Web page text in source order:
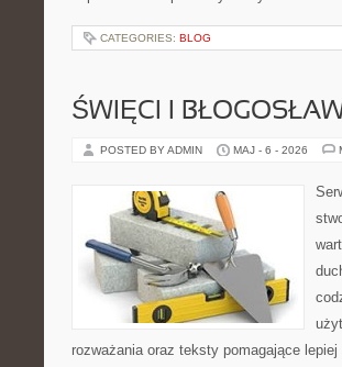
CATEGORIES: BLOG
ŚWIĘCI I
POSTED BY ADMIN MAJ - 6 - 2026
rozważania oraz teksty pomagające